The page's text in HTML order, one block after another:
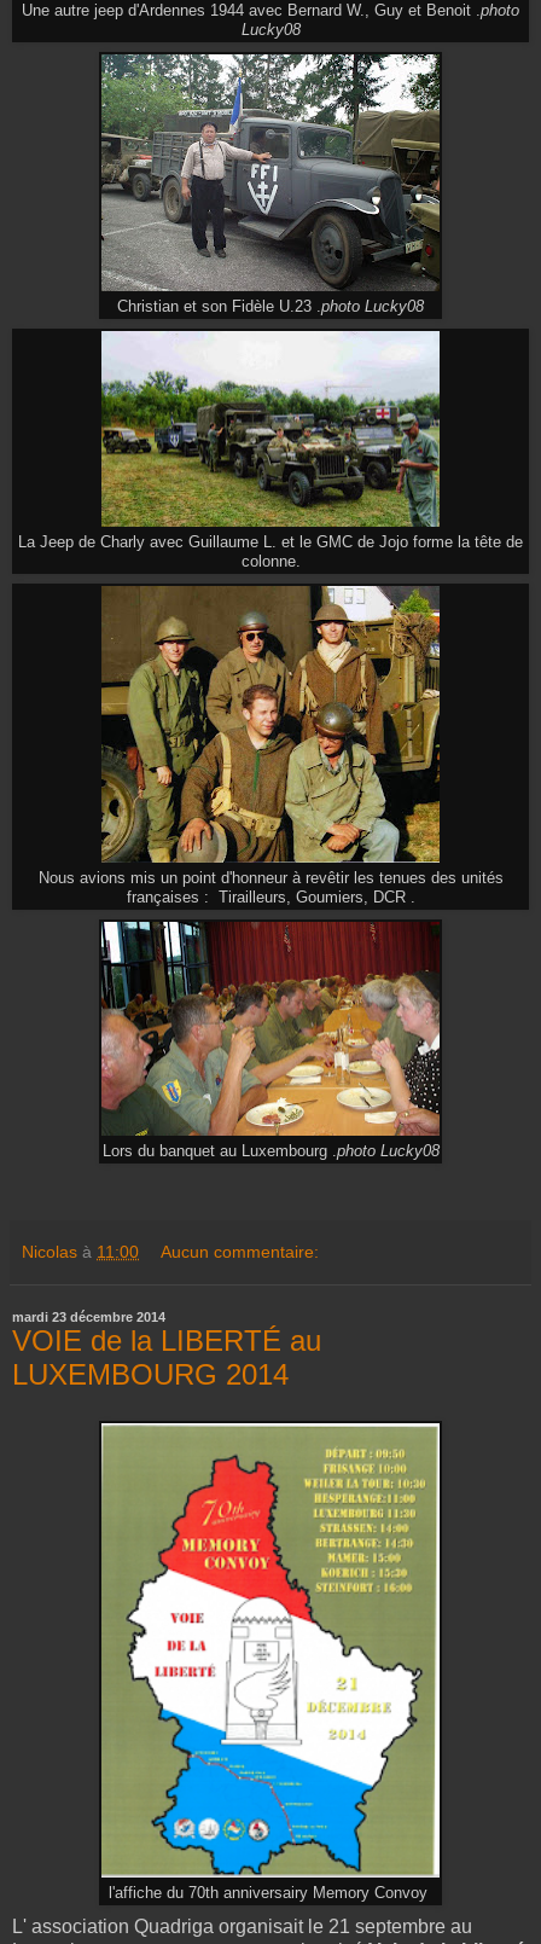
Une autre jeep d'Ardennes 1944 avec Bernard W., Guy et Benoit .photo
Lucky08
Christian et son Fidèle U.23 .photo Lucky08
La Jeep de Charly avec Guillaume L. et le GMC de Jojo forme la tête de
colonne.
Nous avions mis un point d'honneur à revêtir les tenues des unités
françaises : Tirailleurs, Goumiers, DCR .
Lors du banquet au Luxembourg . photo Lucky08
Nicolas à 11:00 Aucun commentaire:
mardi 23 décembre 2014
VOIE de la LIBERTÉ au
LUXEMBOURG 2014
l'affiche du 70th anniversairy Memory Convoy
L' association Quadriga organisait le 21 septembre au